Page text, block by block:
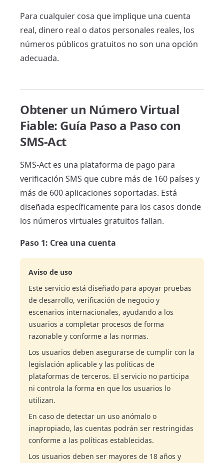
Para cualquier cosa que implique una cuenta
real, dinero real o datos personales reales, los
números públicos gratuitos no son una opción
adecuada.
Obtener un Número Virtual
Fiable: Guía Paso a Paso con
SMS-Act
SMS-Act es una plataforma de pago para
verificación SMS que cubre más de 160 países y
más de 600 aplicaciones soportadas. Está
diseñada específicamente para los casos donde
los números virtuales gratuitos fallan.
Paso 1: Crea una cuenta
Aviso de uso
Este servicio está diseñado para apoyar pruebas
de desarrollo, verificación de negocio y
escenarios internacionales, ayudando a los
usuarios a completar procesos de forma
razonable y conforme a las normas.
Los usuarios deben asegurarse de cumplir con la
legislación aplicable y las políticas de
plataformas de terceros. El servicio no participa
ni controla la forma en que los usuarios lo
utilizan.
En caso de detectar un uso anómalo o
inapropiado, las cuentas podrán ser restringidas
conforme a las políticas establecidas.
Los usuarios deben ser mayores de 18 años y